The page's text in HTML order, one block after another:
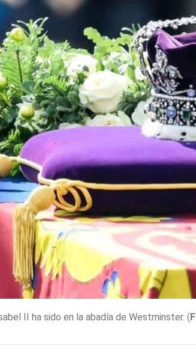
II ha sido en la abadía de Westminster. (